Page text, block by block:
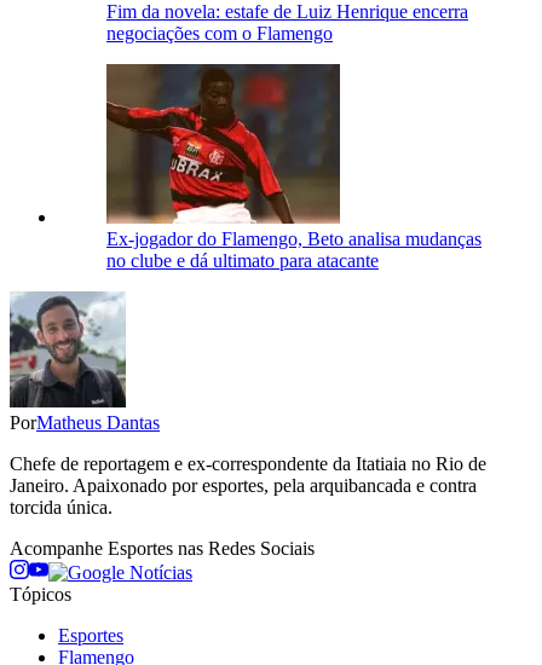
Fim da novela: estafe de Luiz Henrique encerra
negociações com o Flamengo
Ex-jogador do Flamengo, Beto analisa mudanças
no clube e dá ultimato para atacante
PorMatheus Dantas
Chefe de reportagem e ex-correspondente da Itatiaia no Rio de
Janeiro. Apaixonado por esportes, pela arquibancada e contra
torcida única.
Acompanhe Esportes nas Redes Sociais
Tópicos
Esportes
Flamengo